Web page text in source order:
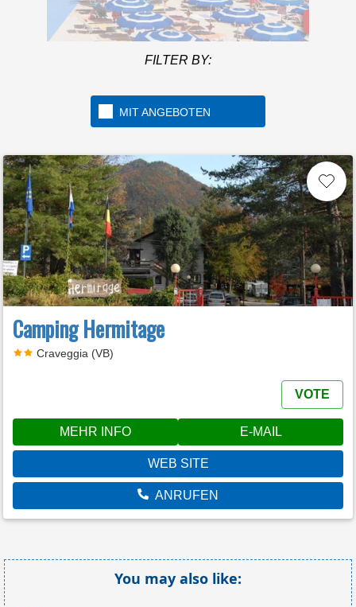
Numana, im Herzen der
Küste und Regionalpark
FILTER BY:
MIT ANGEBOTEN
Camping Hermitage
Craveggia (VB)
VOTE
MEHR INFO E-MAIL
WEB SITE
ANRUFEN
You may also like: